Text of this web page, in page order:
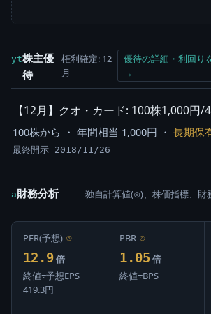
yt株主優
待
権利確定: 12
月
優待の詳細・利回り
→
【12月】クオ・カード: 100株1,000円/
100株から ・ 年間相当 1,000円 ・ 長期保
最終開示 2018/11/26
a財務分析 独自計算値(⊙)、株価指標、財
PER(予想) ⊙
12.9 倍
終値÷予想EPS
419.3円
PBR ⊙
1.05 倍
終値÷BPS